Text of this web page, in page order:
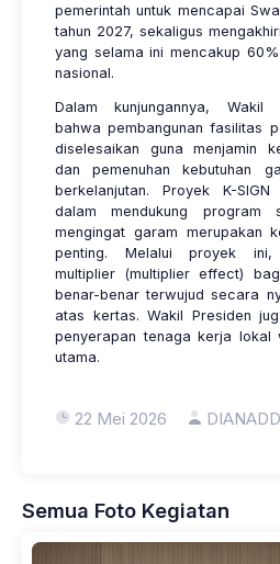
pemerintah untuk mencapai
tahun 2027, sekaligus
yang selama ini mencakup
nasional.
​Dalam kunjungannya, Wakil
bahwa pembangunan fasilitas
diselesaikan guna menjamin
dan pemenuhan kebutuhan
berkelanjutan. Proyek K-
dalam mendukung program
mengingat garam merupakan
penting. Melalui proyek ini,
multiplier (multiplier effect)
benar-benar terwujud secara
atas kertas. Wakil Presiden
penyerapan tenaga kerja lokal
utama.
22 Mei 2026
Semua Foto Kegiatan